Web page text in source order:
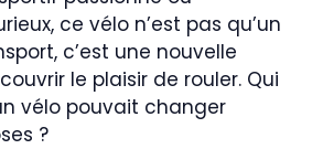
ce vélo n’est pas qu’un
c’est une nouvelle
le plaisir de rouler. Qui
vélo pouvait changer
?